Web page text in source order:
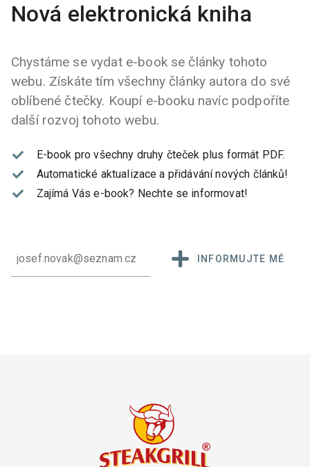
Nová elektronická kniha
Chystáme se vydat e-book se články tohoto
webu. Získáte tím všechny články autora do své
oblíbené čtečky. Koupí e-booku navíc podpoříte
další rozvoj tohoto webu.
E-book pro všechny druhy čteček plus formát PDF.
Automatické aktualizace a přidávání nových článků!
Zajímá Vás e-book? Nechte se informovat!
INFORMUJTE MĚ